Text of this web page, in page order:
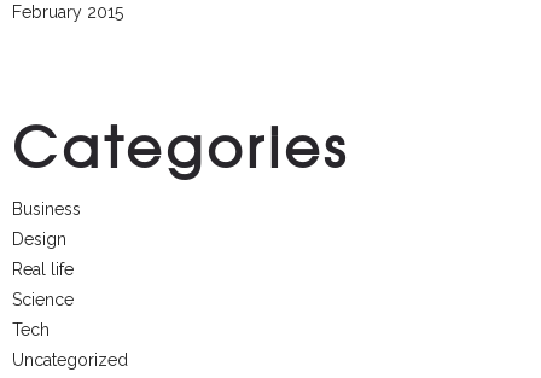
February 2015
Categories
Business
Design
Real life
Science
Tech
Uncategorized